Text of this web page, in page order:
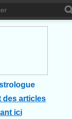
des articles
ici